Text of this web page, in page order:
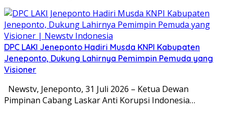
DPC LAKI Jeneponto Hadiri Musda KNPI Kabupaten
Jeneponto, Dukung Lahirnya Pemimpin Pemuda yang
Visioner
Newstv, Jeneponto, 31 Juli 2026 – Ketua Dewan
Pimpinan Cabang Laskar Anti Korupsi Indonesia…